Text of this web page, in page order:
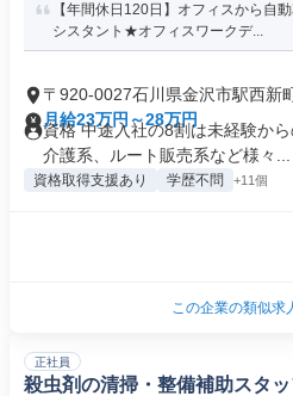
【年間休日120日】オフィスから自
シスタント★オフィスワークデ...
〒920-0027石川県金沢市駅西新
月給23万円～28万円
資格 中途入社の8割は未経験か
介護系、ルート販売系など様々...
資格取得支援あり 学歴不問 +11個
この企業の類似求
正社員
殺虫剤の清掃・整備補助スタッ